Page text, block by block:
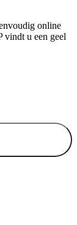
online
vindt u een geel